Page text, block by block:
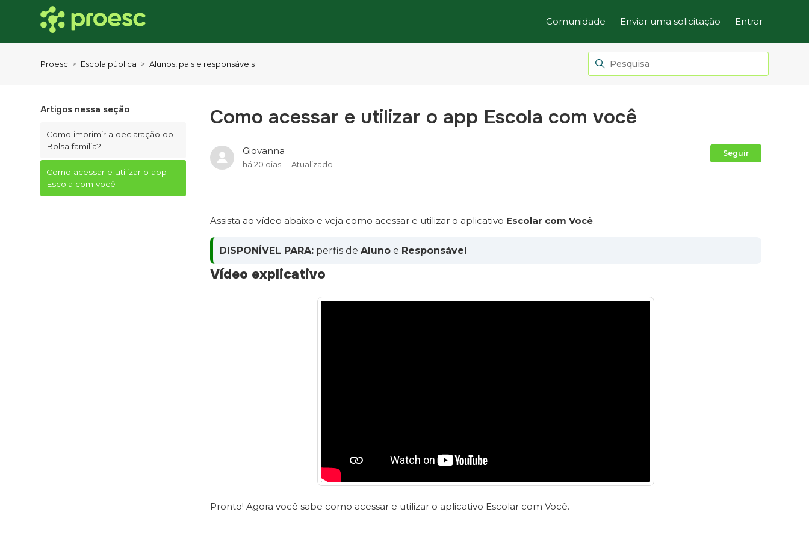
Comunidade Enviar uma solicitação Entrar
Proesc Escola pública Alunos, pais e responsáveis
Artigos nessa seção
Como imprimir a declaração do
Bolsa família?
Como acessar e utilizar o app
Escola com você
Como acessar e utilizar o app Escola com você
Giovanna
há 20 dias Atualizado
Seguir
Assista ao vídeo abaixo e veja como acessar e utilizar o aplicativo Escolar com Você.
DISPONÍVEL PARA: perfis deAluno e Responsável
Vídeo explicativo
Pronto! Agora você sabe como acessar e utilizar o aplicativo Escolar com Você.